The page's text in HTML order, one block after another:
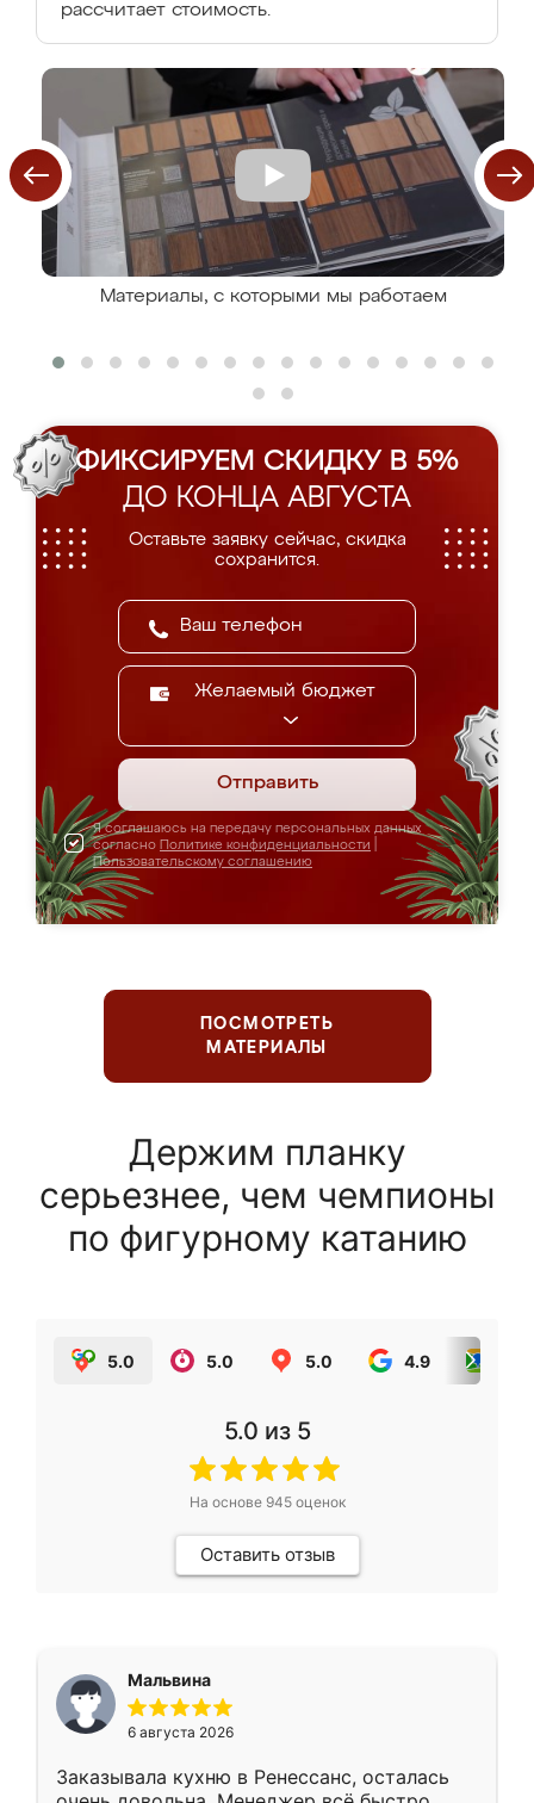
рассчитает стоимость.
Материалы, с которыми мы работаем
ФИКСИРУЕМ СКИДКУ В 5%
ДО КОНЦА АВГУСТА
Оставьте заявку сейчас, скидка
сохранится.
Желаемый бюджет
Отправить
Я соглашаюсь на передачу персональных данных
согласно Политике конфиденциальности
Пользовательскому соглашению
ПОСМОТРЕТЬ
МАТЕРИАЛЫ
Держим планку
серьезнее, чем чемпионы
по фигурному катанию
5.0 5.0 5.0 4.9
5.0 из 5
На основе 945оценок
Оставить отзыв
Мальвина
6 августа 2026
Заказывала кухню в Ренессанс, осталась